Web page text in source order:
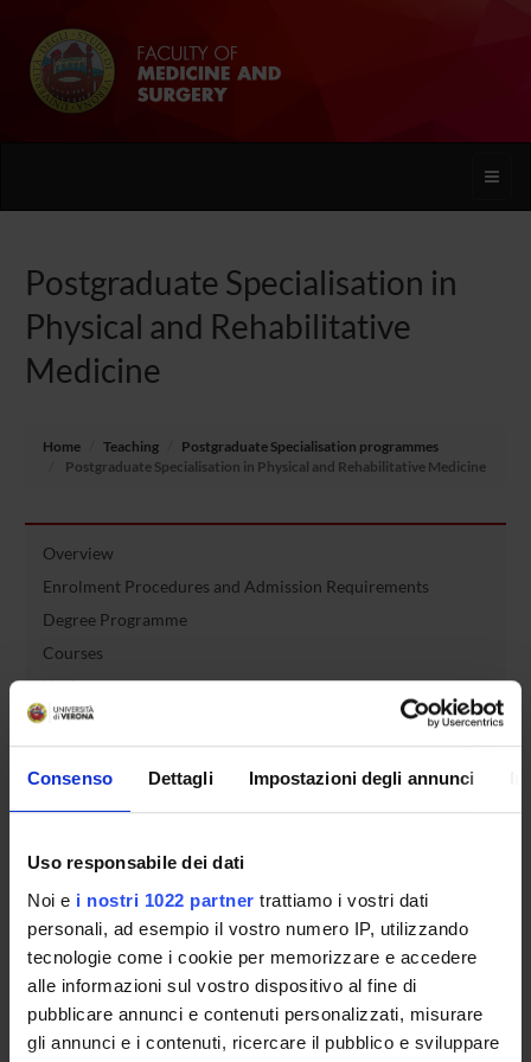
Consenso Dettagli Impostazioni degli annunci
Uso responsabile dei dati
Noi e i nostri 1022 partner trattiamo i vostri dati
personali, ad esempio il vostro numero IP, utilizzando
tecnologie come i cookie per memorizzare e accedere
alle informazioni sul vostro dispositivo al fine di
pubblicare annunci e contenuti personalizzati, misurare
gli annunci e i contenuti, ricercare il pubblico e sviluppare
Toggle
Postgraduate Specialisation in
Physical and Rehabilitative
Medicine
Home Teaching
Postgraduate Specialisation programmes
Postgraduate Specialisation in Physical and Rehabilitative Medicine
Overview
Enrolment Procedures and Admission Requirements
Degree Programme
Courses
Notices
Governing bodies
Rete formativa
OFFERTA FORMATIVA
SEMESTRE FILTRO